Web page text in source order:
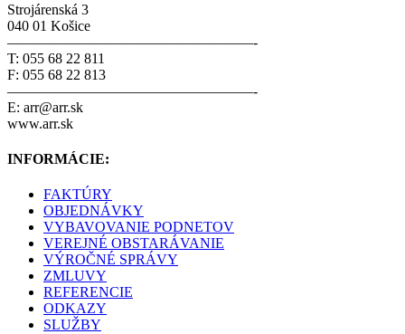
Strojárenská 3
040 01 Košice
—————————————————-
T: 055 68 22 811
F: 055 68 22 813
—————————————————-
E: arr@arr.sk
www.arr.sk
INFORMÁCIE:
FAKTÚRY
OBJEDNÁVKY
VYBAVOVANIE PODNETOV
VEREJNÉ OBSTARÁVANIE
VÝROČNÉ SPRÁVY
ZMLUVY
REFERENCIE
ODKAZY
SLUŽBY